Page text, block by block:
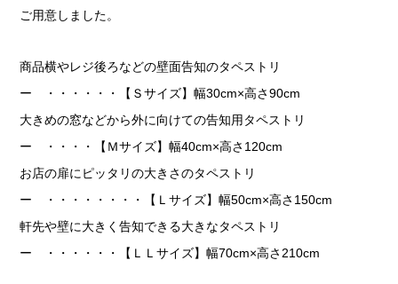
ご用意しました。
商品横やレジ後ろなどの壁面告知のタペストリ
ー ・・・・・・【Ｓサイズ】幅30cm×高さ90cm
大きめの窓などから外に向けての告知用タペストリ
ー ・・・・【Ｍサイズ】幅40cm×高さ120cm
お店の扉にピッタリの大きさのタペストリ
ー ・・・・・・・・【Ｌサイズ】幅50cm×高さ150cm
軒先や壁に大きく告知できる大きなタペストリ
ー ・・・・・・【ＬＬサイズ】幅70cm×高さ210cm